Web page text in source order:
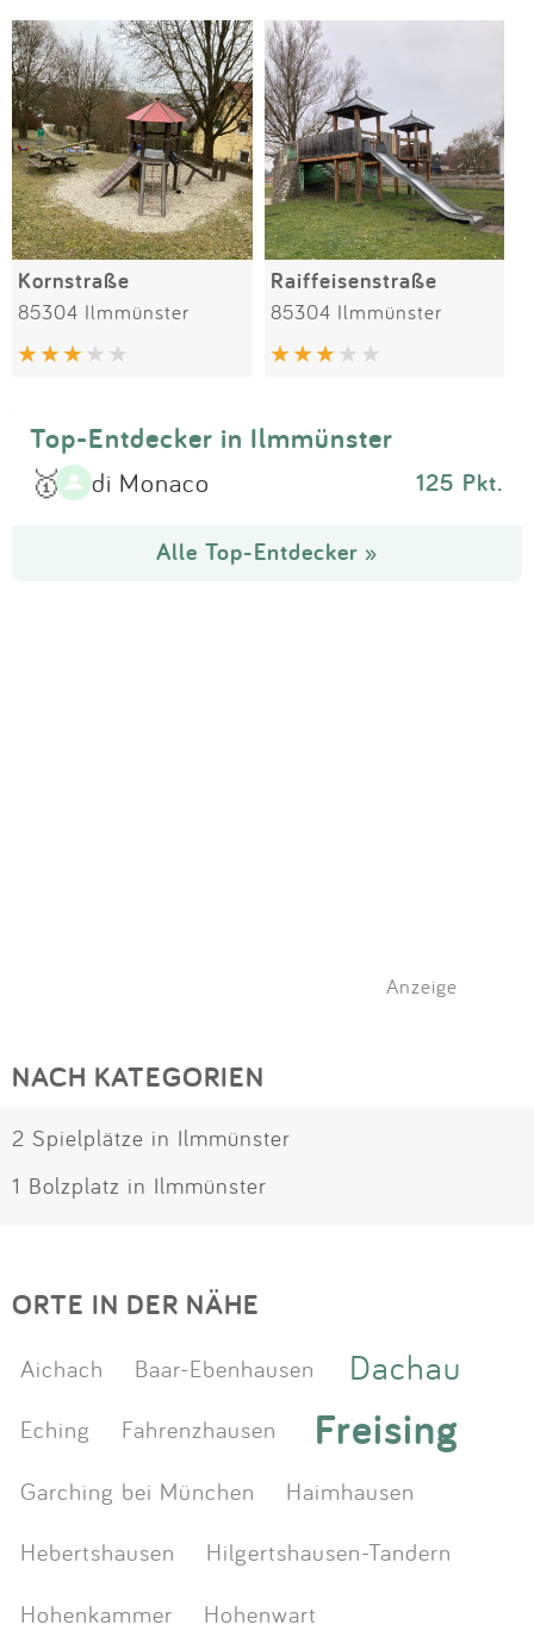
Anmelden
SPIELGERÄTE
Kornstraße
85304 Ilmmünster
Raiffeisenstraße
85304 Ilmmünster
Top-Entdecker in Ilmmünster
🥇 di Monaco 125 Pkt.
Alle Top-Entdecker »
Anzeige
NACH KATEGORIEN
2 Spielplätze in Ilmmünster
1 Bolzplatz in Ilmmünster
ORTE IN DER NÄHE
Aichach Baar-Ebenhausen Dachau
Eching Fahrenzhausen Freising
Garching bei München
Haimhausen
Hebertshausen
Hilgertshausen-Tandern
Hohenkammer
Hohenwart